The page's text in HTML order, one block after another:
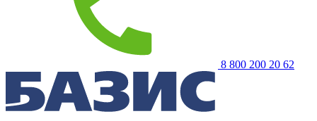
8 800 200 20 62